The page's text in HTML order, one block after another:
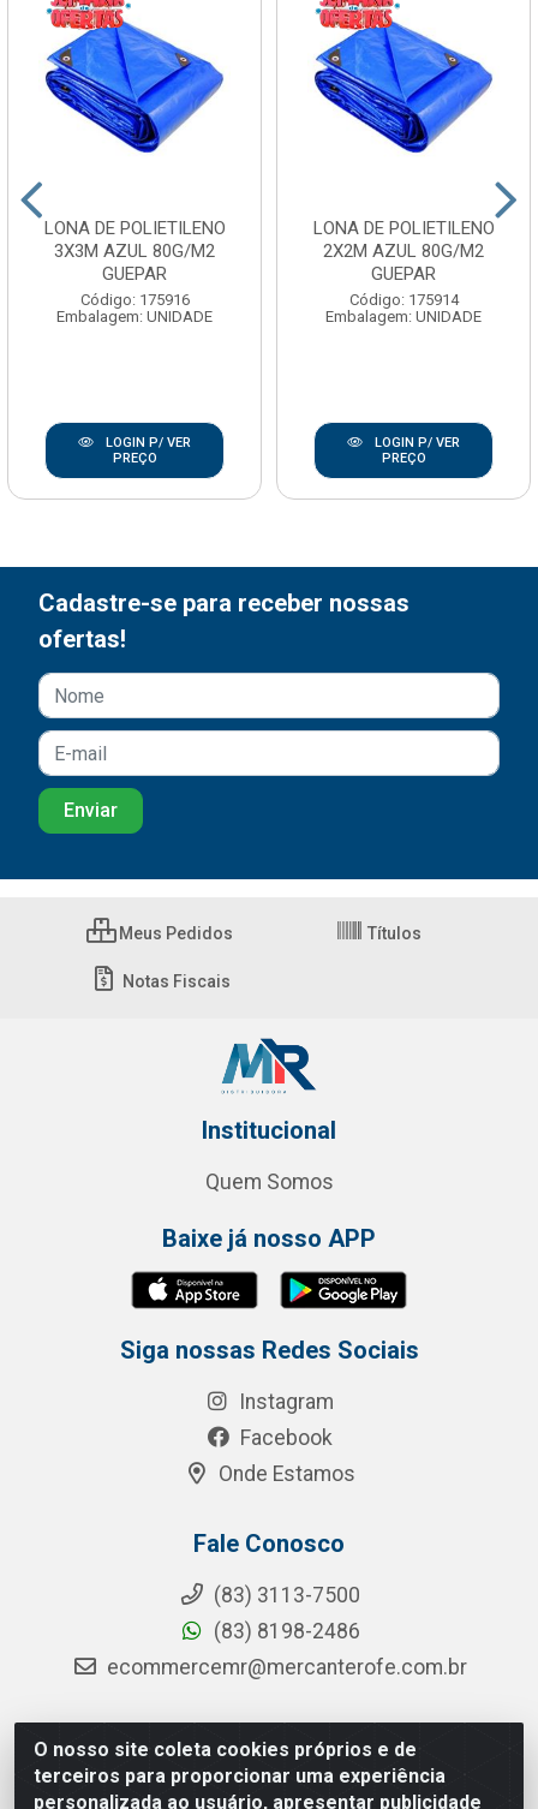
LONA DE POLIETILENO
3X3M AZUL 80G/M2
GUEPAR
Código: 175916
Embalagem: UNIDADE
LOGIN P/ VER
PREÇO
LONA DE POLIETILENO
2X2M AZUL 80G/M2
GUEPAR
Código: 175914
Embalagem: UNIDADE
LOGIN P/ VER
PREÇO
O nosso site coleta cookies próprios e de
terceiros para proporcionar uma experiência
personalizada ao usuário, apresentar publicidade
Cadastre-se para receber nossas
ofertas!
Meus Pedidos Títulos
Notas Fiscais
Institucional
Quem Somos
Baixe já nosso APP
Siga nossas Redes Sociais
Instagram
Facebook
Onde Estamos
Fale Conosco
(83) 3113-7500
(83) 8198-2486
ecommercemr@mercanterofe.com.br
MR Distribuidora - Rua Hortêncio Ribeiro de Luna, 3777 -
Distrito Industrial, João Pessoa/PB - CEP 58081-400 -